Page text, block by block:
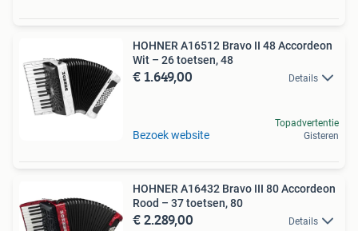
HOHNER A16512 Bravo II 48 Accordeon
Wit – 26 toetsen, 48
€ 1.649,00 Details
Bezoek website
Topadvertentie
Gisteren
HOHNER A16432 Bravo III 80 Accordeon
Rood – 37 toetsen, 80
€ 2.289,00 Details